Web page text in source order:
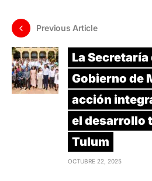
Previous Article
La
Gobierno de
acción
el desarrollo
Tulum
OCTUBRE 22, 2025